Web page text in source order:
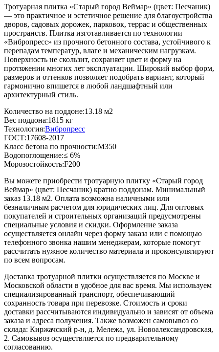
Тротуарная плитка «Старый город Веймар» (цвет: Песчаник)
— это практичное и эстетичное решение для благоустройства
дворов, садовых дорожек, парковок, террас и общественных
пространств. Плитка изготавливается по технологии
«Вибропресс» из прочного бетонного состава, устойчивого к
перепадам температур, влаге и механическим нагрузкам.
Поверхность не скользит, сохраняет цвет и форму на
протяжении многих лет эксплуатации. Широкий выбор форм,
размеров и оттенков позволяет подобрать вариант, который
гармонично впишется в любой ландшафтный или
архитектурный стиль.
Количество на поддоне:13.18 м2
Вес поддона:1815 кг
Технология:Вибропресс
ГОСТ:17608-2017
Класс бетона по прочности:М350
Водопоглощение:≤ 6%
Морозостойкость:F200
Вы можете приобрести тротуарную плитку «Старый город
Веймар» (цвет: Песчаник) кратно поддонам. Минимальный
заказ 13.18 м2. Оплата возможна наличными или
безналичным расчетом для юридических лиц. Для оптовых
покупателей и строительных организаций предусмотрены
специальные условия и скидки. Оформление заказа
осуществляется онлайн через форму заказа или с помощью
телефонного звонка нашим менеджерам, которые помогут
рассчитать нужное количество материала и проконсультируют
по всем вопросам.
Доставка тротуарной плитки осуществляется по Москве и
Московской области в удобное для вас время. Мы используем
специализированный транспорт, обеспечивающий
сохранность товара при перевозке. Стоимость и сроки
доставки рассчитываются индивидуально и зависят от объема
заказа и адреса получения. Также возможен самовывоз со
склада: Киржачский р-н, д. Мележа, ул. Новоалександровская,
2. Самовывоз осуществляется по предварительному
согласованию.